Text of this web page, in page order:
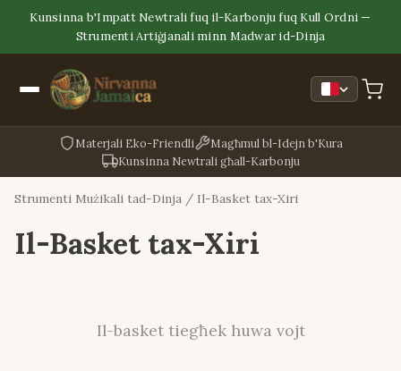
Kunsinna b'Impatt Newtrali fuq il-Karbonju fuq Kull Ordni —
Strumenti Artiġjanali minn Madwar id-Dinja
Materjali Eko-Friendli
Magħmul bl-Idejn b'Kura
Kunsinna Newtrali għall-Karbonju
Strumenti Mużikali tad-Dinja / Il-Basket tax-Xiri
Il-Basket tax-Xiri
Il-basket tiegħek huwa vojt